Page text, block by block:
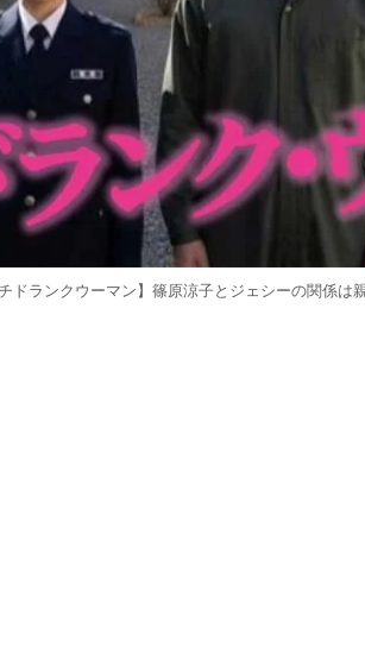
チドランクウーマン】篠原涼子とジェシーの関係は